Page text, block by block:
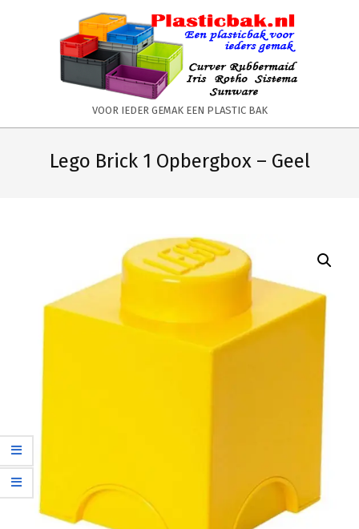
PLASTICBAK.NL
VOOR IEDER GEMAK EEN PLASTIC BAK
Navigation
NavigationLego Brick 1 Opbergbox – Geel